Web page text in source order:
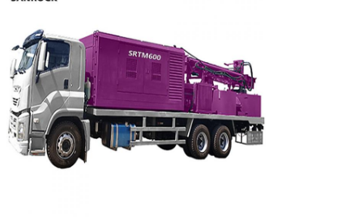
Laisser un message
Nous vous rappellerons bientôt!